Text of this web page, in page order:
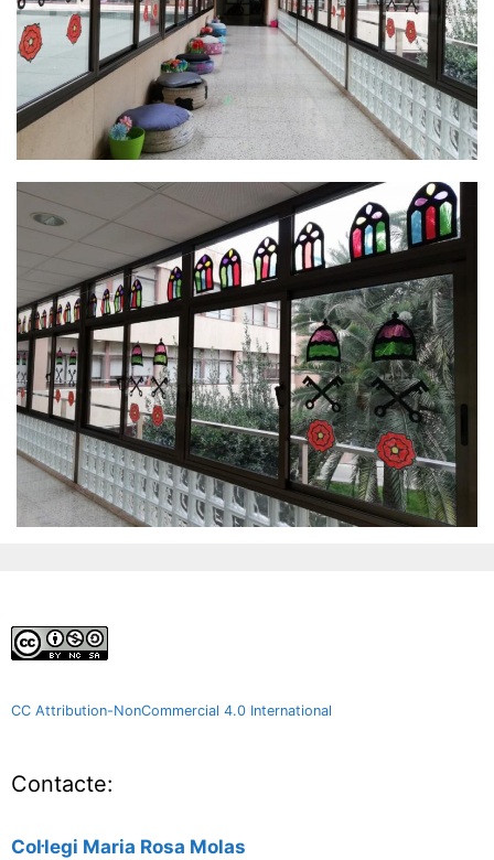
CC Attribution-NonCommercial 4.0 International
Contacte:
Col·legi Maria Rosa Molas